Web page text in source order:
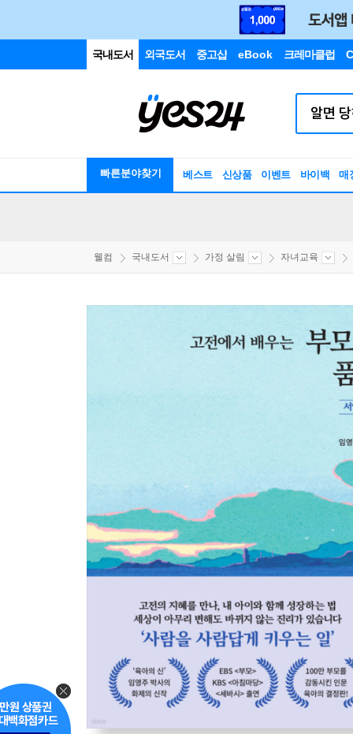
국내도서 외국도서 중고샵 eBook 크레마클럽
빠른분야찾기 베스트 신상품 이벤트 바이백 매
웰컴 국내도서 가정 살림 자녀교육